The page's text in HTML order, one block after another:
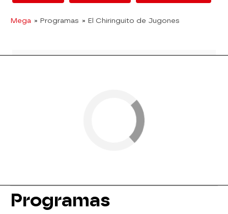
Mega » Programas » El Chiringuito de Jugones
Programas